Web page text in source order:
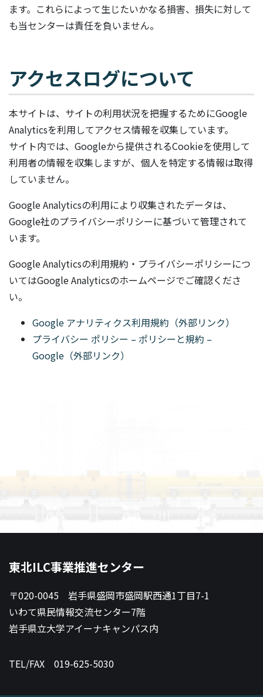
ます。これらによって生じたいかなる損害、損失に対して
も当センターは責任を負いません。
アクセスログについて
本サイトは、サイトの利用状況を把握するためにGoogle
Analyticsを利用してアクセス情報を収集しています。
サイト内では、Googleから提供されるCookieを使用して
利用者の情報を収集しますが、個人を特定する情報は取得
していません。
Google Analyticsの利用により収集されたデータは、
Google社のプライバシーポリシーに基づいて管理されて
います。
Google Analyticsの利用規約・プライバシーポリシーにつ
いてはGoogle Analyticsのホームページでご確認くださ
い。
Google アナリティクス利用規約（外部リンク）
プライバシー ポリシー – ポリシーと規約 –
Google（外部リンク）
東北ILC事業推進センター
〒020-0045 岩手県盛岡市盛岡駅西通1丁目7-1
いわて県民情報交流センター7階
岩手県立大学アイーナキャンパス内
TEL/FAX 019-625-5030